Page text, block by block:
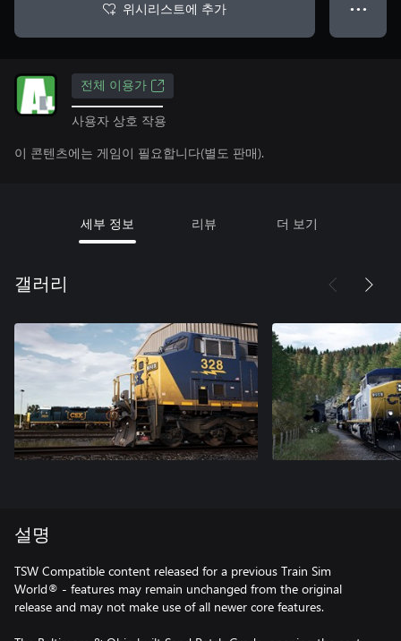
위시리스트에 추가 ● ● ●
전체 이용가
사용자 상호 작용
이 콘텐츠에는 게임이 필요합니다(별도 판매).
세부 정보 리뷰 더 보기
갤러리
설명
TSW Compatible content released for a previous Train Sim
World® - features may remain unchanged from the original
release and may not make use of all newer core features.